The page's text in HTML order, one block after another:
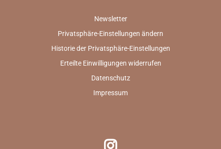
Newsletter
Privatsphäre-Einstellungen ändern
Historie der Privatsphäre-Einstellungen
Erteilte Einwilligungen widerrufen
Datenschutz
Impressum